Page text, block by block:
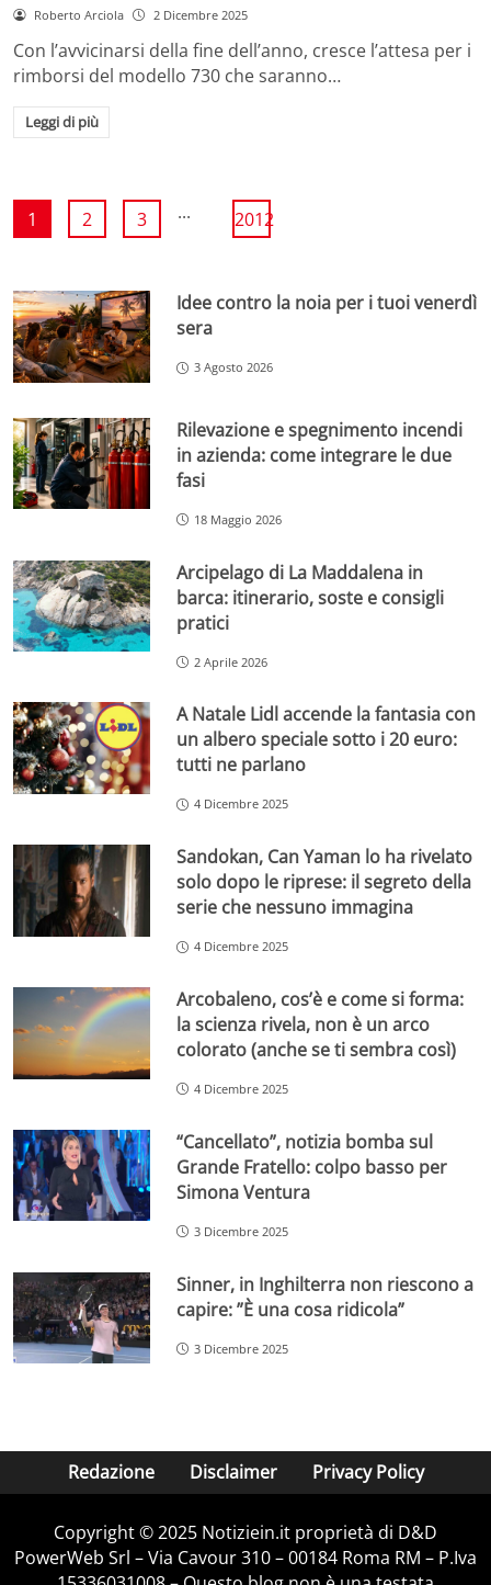
Roberto Arciola 2 Dicembre 2025
Con l’avvicinarsi della fine dell’anno, cresce l’attesa per i
rimborsi del modello 730 che saranno…
Leggi di più
1 2 3 ... 2012
Idee contro la noia per i tuoi venerdì
sera
3 Agosto 2026
Rilevazione e spegnimento incendi
in azienda: come integrare le due
fasi
18 Maggio 2026
Arcipelago di La Maddalena in
barca: itinerario, soste e consigli
pratici
2 Aprile 2026
A Natale Lidl accende la fantasia con
un albero speciale sotto i 20 euro:
tutti ne parlano
4 Dicembre 2025
Sandokan, Can Yaman lo ha rivelato
solo dopo le riprese: il segreto della
serie che nessuno immagina
4 Dicembre 2025
Arcobaleno, cos’è e come si forma:
la scienza rivela, non è un arco
colorato (anche se ti sembra così)
4 Dicembre 2025
“Cancellato”, notizia bomba sul
Grande Fratello: colpo basso per
Simona Ventura
3 Dicembre 2025
Sinner, in Inghilterra non riescono a
capire: ”È una cosa ridicola”
3 Dicembre 2025
Redazione Disclaimer Privacy Policy
Copyright © 2025 Notiziein.it proprietà di D&D
PowerWeb Srl – Via Cavour 310 – 00184 Roma RM – P.Iva